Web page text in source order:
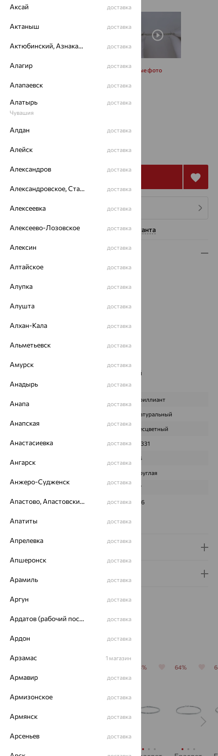
Запросить дополнительные фото
18
176 496 490 268₽
4 платежа по 44 124₽
Нужна помощь консультанта
Описание
Вид изделия:
Вес:
Цвет металла:
Страна происхождения:
РОССИЯ
Цвет вставки:
Вес металла:
Бесцветный
Характеристика вставки:
Бриллиант
Натуральный
Бесцветный
ВЕС 0,331
24
Круглая
ГРАНЕЙ 57
ЧИСТОТА 3/6
Сертификаты на камни
Доставка и оплата
Похожие изделия
64% 64%
Аксай доставка
Актаныш доставка
Актюбинский, Азнакаевский район доставка
Алагир доставка
Алапаевск доставка
Алатырь
Чувашия
доставка
Алдан доставка
Алейск доставка
Александров доставка
Александровское, Ставропольский край доставка
Алексеевка доставка
Алексеево-Лозовское доставка
Алексин доставка
Алтайское доставка
Алупка доставка
Алушта доставка
Алхан-Кала доставка
Альметьевск доставка
Амурск доставка
Анадырь доставка
Анапа доставка
Анапская доставка
Анастасиевка доставка
Ангарск доставка
Анжеро-Судженск доставка
Апастово, Апастовский район доставка
Апатиты доставка
Апрелевка доставка
Апшеронск доставка
Арамиль доставка
Аргун доставка
Ардатов (рабочий поселок) доставка
Ардон доставка
Арзамас 1 магазин
Армавир доставка
Армизонское доставка
Армянск доставка
Арсеньев доставка